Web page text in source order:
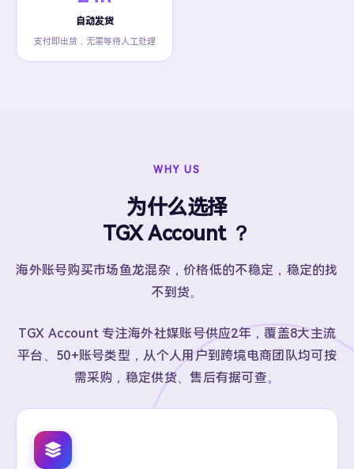
自动发货
支付即出货，无需等待人工处理
WHY US
为什么选择
TGX Account ？
海外账号购买市场鱼龙混杂，价格低的不稳定，稳定的找
不到货。
TGX Account 专注海外社媒账号供应2年，覆盖8大主流
平台、50+账号类型，从个人用户到跨境电商团队均可按
需采购，稳定供货、售后有据可查。